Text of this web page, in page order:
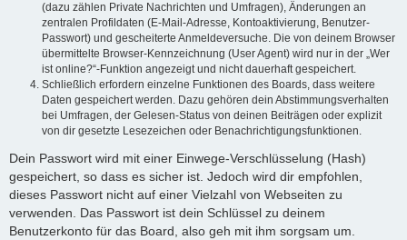
(dazu zählen Private Nachrichten und Umfragen), Änderungen an
zentralen Profildaten (E-Mail-Adresse, Kontoaktivierung, Benutzer-
Passwort) und gescheiterte Anmeldeversuche. Die von deinem Browser
übermittelte Browser-Kennzeichnung (User Agent) wird nur in der „Wer
ist online?“-Funktion angezeigt und nicht dauerhaft gespeichert.
Schließlich erfordern einzelne Funktionen des Boards, dass weitere
Daten gespeichert werden. Dazu gehören dein Abstimmungsverhalten
bei Umfragen, der Gelesen-Status von deinen Beiträgen oder explizit
von dir gesetzte Lesezeichen oder Benachrichtigungsfunktionen.
Dein Passwort wird mit einer Einwege-Verschlüsselung (Hash)
gespeichert, so dass es sicher ist. Jedoch wird dir empfohlen,
dieses Passwort nicht auf einer Vielzahl von Webseiten zu
verwenden. Das Passwort ist dein Schlüssel zu deinem
Benutzerkonto für das Board, also geh mit ihm sorgsam um.